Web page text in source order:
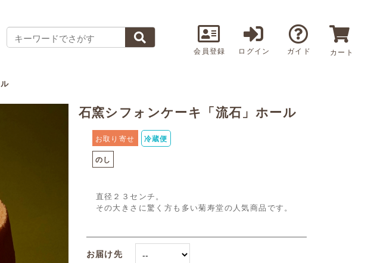
会員登録 ログイン ガイド カート
石窯シフォンケーキ「流石」ホール
お取り寄せ
冷蔵便
のし
直径２３センチ。
その大きさに驚く方も多い菊寿堂の人気商品です。
お届け先